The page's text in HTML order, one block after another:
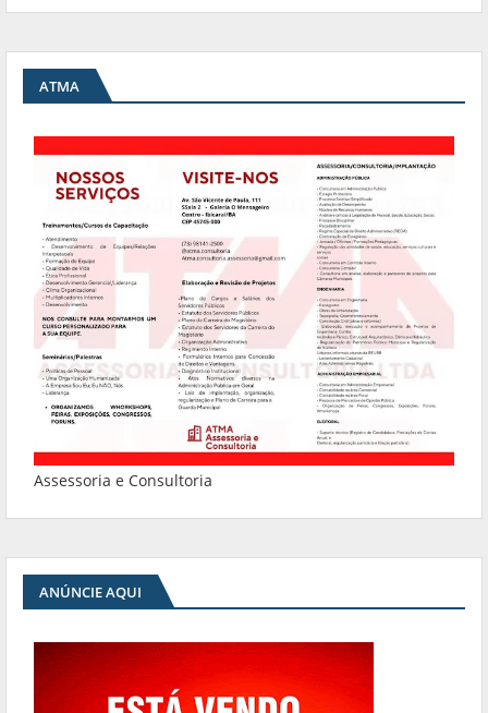
ATMA
Assessoria e Consultoria
ANÚNCIE AQUI